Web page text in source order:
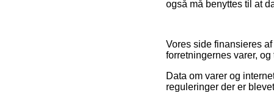
også må benyttes til at
Vores side finansieres
forretningernes varer,
Data om varer og
reguleringer der er